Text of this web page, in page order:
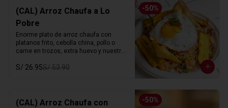
-50%
(CAL) Arroz Chaufa a Lo
Pobre
Enorme plato de arroz chaufa con
platanos frito, cebolla china, pollo o
carne en trozos, extra huevo y nuestra
S/ 26.95S/ 53.90
-50%
(CAL) Arroz Chaufa con